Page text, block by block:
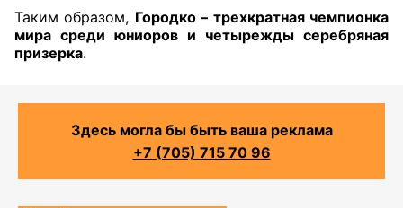
Таким образом, Городко – трехкратная чемпионка
мира среди юниоров и четырежды серебряная
призерка.
Здесь могла бы быть ваша реклама
+7 (705) 715 70 96